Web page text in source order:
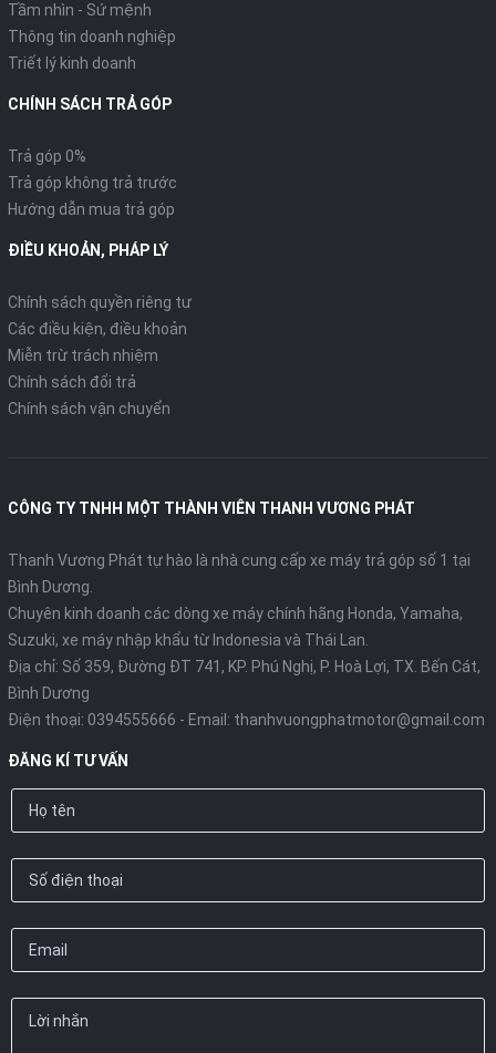
Tầm nhìn - Sứ mệnh
Thông tin doanh nghiệp
Triết lý kinh doanh
CHÍNH SÁCH TRẢ GÓP
Trả góp 0%
Trả góp không trả trước
Hướng dẫn mua trả góp
ĐIỀU KHOẢN, PHÁP LÝ
Chính sách quyền riêng tư
Các điều kiện, điều khoản
Miễn trừ trách nhiệm
Chính sách đổi trả
Chính sách vận chuyển
CÔNG TY TNHH MỘT THÀNH VIÊN THANH VƯƠNG PHÁT
Thanh Vương Phát tự hào là nhà cung cấp xe máy trả góp số 1 tại
Bình Dương.
Chuyên kinh doanh các dòng xe máy chính hãng Honda, Yamaha,
Suzuki, xe máy nhập khẩu từ Indonesia và Thái Lan.
Địa chỉ: Số 359, Đường ĐT 741, KP. Phú Nghị, P. Hoà Lợi, TX. Bến Cát,
Bình Dương
Điện thoại: 0394555666 - Email: thanhvuongphatmotor@gmail.com
ĐĂNG KÍ TƯ VẤN